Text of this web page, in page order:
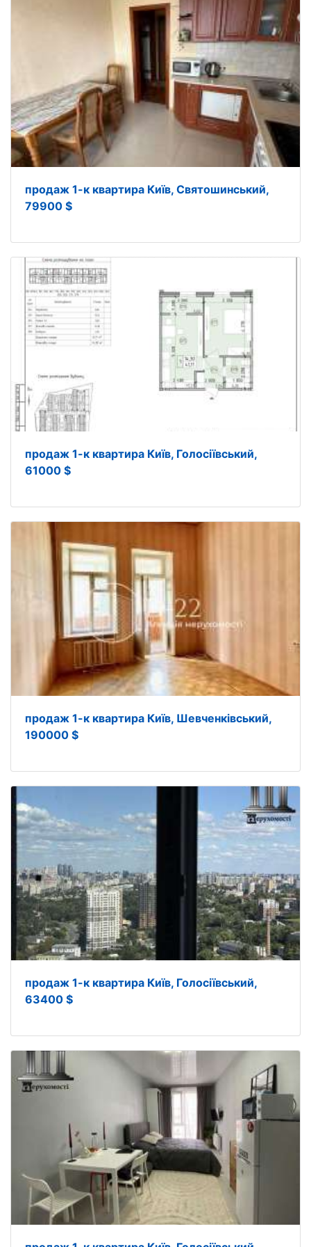
продаж 1-к квартира Київ, Святошинський,
79900 $
продаж 1-к квартира Київ, Голосіївський,
61000 $
продаж 1-к квартира Київ, Шевченківський,
190000 $
продаж 1-к квартира Київ, Голосіївський,
63400 $